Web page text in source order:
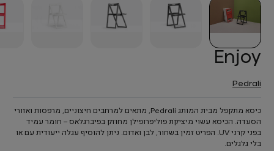
Enjoy
Pedrali
כיסא מתקפל מבית המותג Pedrali, מתאים למרחבים חיצוניים, מרפסות ואזורי
הסעדה. הכיסא עשוי מיציקת פוליפרופילן מחוזק בפיברגלאס – חומר עמיד
בפני קרני UV. הפריט זמין בשחור, לבן ואדום. ניתן להוסיף עגלה ייעודית עם או
בלי גלגלים.